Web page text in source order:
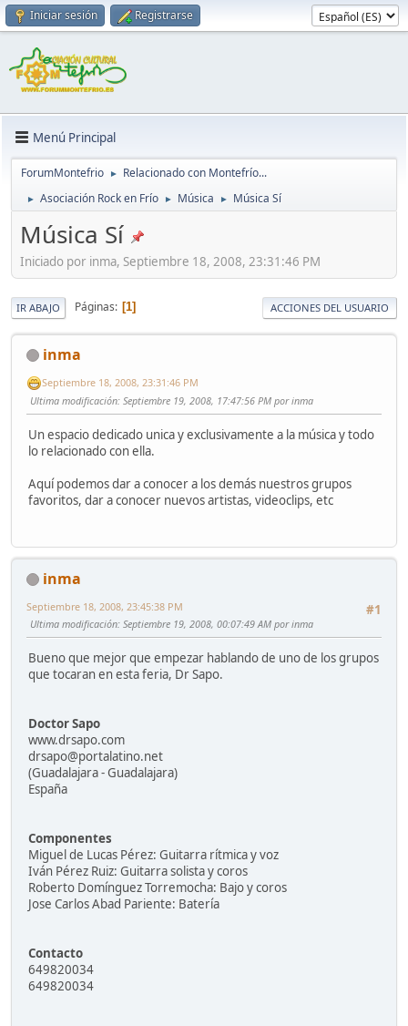
Iniciar sesión Registrarse
Menú Principal
ForumMontefrio ► Relacionado con Montefrío...
► Asociación Rock en Frío ► Música ► Música Sí
Música Sí
Iniciado por inma, Septiembre 18, 2008, 23:31:46 PM
IR ABAJO Páginas 1 ACCIONES DEL USUARIO
inma
Septiembre 18, 2008, 23:31:46 PM
Ultima modificación: Septiembre 19, 2008, 17:47:56 PM por inma
Un espacio dedicado unica y exclusivamente a la música y todo
lo relacionado con ella.
Aquí podemos dar a conocer a los demás nuestros grupos
favoritos, dar a conocer nuevos artistas, videoclips, etc
inma
#1
Septiembre 18, 2008, 23:45:38 PM
Ultima modificación: Septiembre 19, 2008, 00:07:49 AM por inma
Bueno que mejor que empezar hablando de uno de los grupos
que tocaran en esta feria, Dr Sapo.
Doctor Sapo
www.drsapo.com
drsapo@portalatino.net
(Guadalajara - Guadalajara)
España
Componentes
Miguel de Lucas Pérez: Guitarra rítmica y voz
Iván Pérez Ruiz: Guitarra solista y coros
Roberto Domínguez Torremocha: Bajo y coros
Jose Carlos Abad Pariente: Batería
Contacto
649820034
649820034